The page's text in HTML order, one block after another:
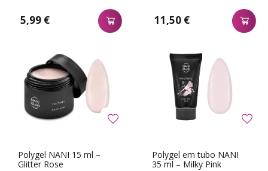
5,99 € 11,50 €
Polygel NANI 15 ml –
Glitter Rose
Polygel em tubo NANI
35 ml – Milky Pink